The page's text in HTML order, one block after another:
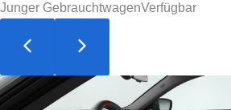
Junger GebrauchtwagenVerfügbar